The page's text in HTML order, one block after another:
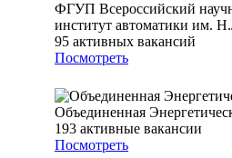
ФГУП Всероссийский
институт автоматики им.
95 активных вакансий
Посмотреть
Объединенная
193 активные вакансии
Посмотреть